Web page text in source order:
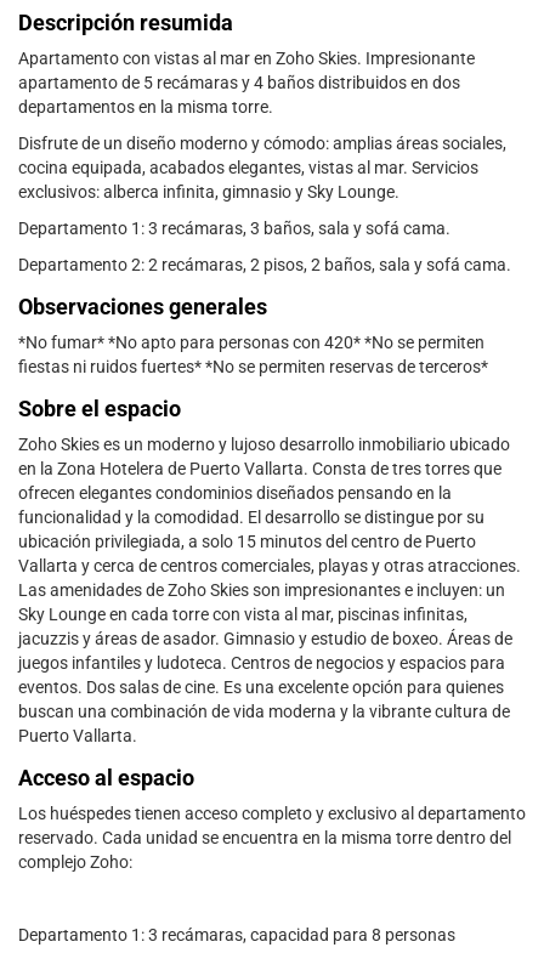
Descripción resumida
Apartamento con vistas al mar en Zoho Skies. Impresionante
apartamento de 5 recámaras y 4 baños distribuidos en dos
departamentos en la misma torre.
Disfrute de un diseño moderno y cómodo: amplias áreas sociales,
cocina equipada, acabados elegantes, vistas al mar. Servicios
exclusivos: alberca infinita, gimnasio y Sky Lounge.
Departamento 1: 3 recámaras, 3 baños, sala y sofá cama.
Departamento 2: 2 recámaras, 2 pisos, 2 baños, sala y sofá cama.
Observaciones generales
*No fumar* *No apto para personas con 420* *No se permiten
fiestas ni ruidos fuertes* *No se permiten reservas de terceros*
Sobre el espacio
Zoho Skies es un moderno y lujoso desarrollo inmobiliario ubicado
en la Zona Hotelera de Puerto Vallarta. Consta de tres torres que
ofrecen elegantes condominios diseñados pensando en la
funcionalidad y la comodidad. El desarrollo se distingue por su
ubicación privilegiada, a solo 15 minutos del centro de Puerto
Vallarta y cerca de centros comerciales, playas y otras atracciones.
Las amenidades de Zoho Skies son impresionantes e incluyen: un
Sky Lounge en cada torre con vista al mar, piscinas infinitas,
jacuzzis y áreas de asador. Gimnasio y estudio de boxeo. Áreas de
juegos infantiles y ludoteca. Centros de negocios y espacios para
eventos. Dos salas de cine. Es una excelente opción para quienes
buscan una combinación de vida moderna y la vibrante cultura de
Puerto Vallarta.
Acceso al espacio
Los huéspedes tienen acceso completo y exclusivo al departamento
reservado. Cada unidad se encuentra en la misma torre dentro del
complejo Zoho:
Departamento 1: 3 recámaras, capacidad para 8 personas